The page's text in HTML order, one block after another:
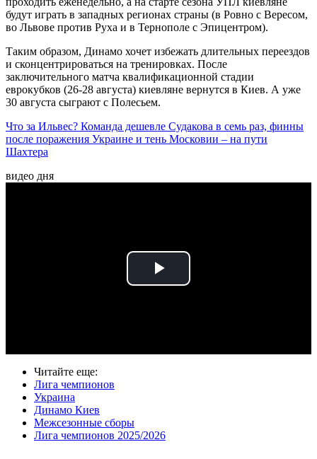
будут играть в западных регионах страны (в Ровно с Вересом,
во Львове против Руха и в Тернополе с Эпицентром).
Таким образом, Динамо хочет избежать длительных переездов
и сконцентрироваться на тренировках. После
заключительного матча квалификационной стадии
еврокубков (26-28 августа) киевляне вернутся в Киев. А уже
30 августа сыграют с Полесьем.
Что за Ильвес? Команда дешевле Судакова в семь раз, финны
после поражения Украине и тень Московии – на пути
Шахтера
видео дня
Play
Читайте еще:
Лига чемпионов
Украина
Динамо Киев
Межсезонные сборы
Лига чемпионов 2025/2026